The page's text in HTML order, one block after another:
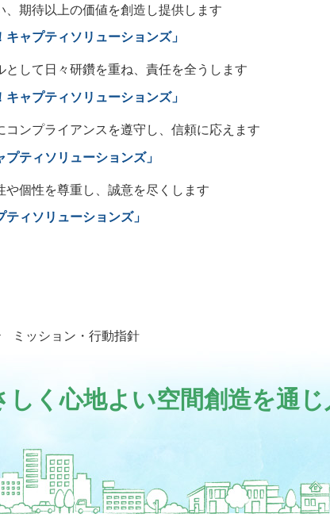
、期待以上の価値を創造し提供します
キャプティソリューションズ」
として日々研鑽を重ね、責任を全うします
キャプティソリューションズ」
コンプライアンスを遵守し、信頼に応えます
プティソリューションズ」
や個性を尊重し、誠意を尽くします
ティソリューションズ」
ミッション・行動指針
しく心地よい空間創造を通じ